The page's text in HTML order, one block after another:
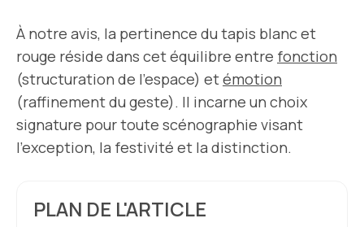
À notre avis, la pertinence du tapis blanc et
rouge réside dans cet équilibre entre fonction
(structuration de l’espace) etémotion
(raffinement du geste). Il incarne un choix
signature pour toute scénographie visant
l’exception, la festivité et la distinction.
PLAN DE L'ARTICLE